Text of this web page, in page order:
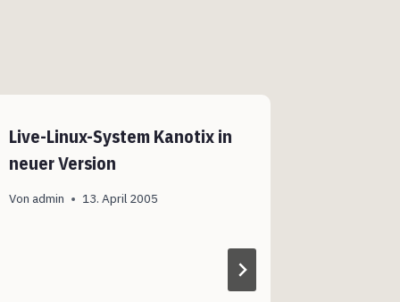
Live-Linux-System Kanotix in
neuer Version
Von admin 13. April 2005